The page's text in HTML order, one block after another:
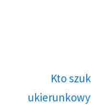
Kto